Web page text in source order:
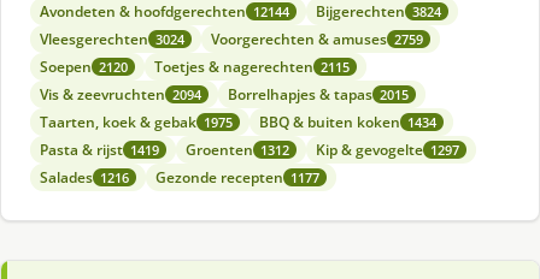
Avondeten & hoofdgerechten 12144 Bijgerechten 3824
Vleesgerechten 3024 Voorgerechten & amuses 2759
Soepen 2120 Toetjes & nagerechten 2115
Vis & zeevruchten 2094 Borrelhapjes & tapas 2015
Taarten, koek & gebak 1975 BBQ & buiten koken 1434
Pasta & rijst 1419 Groenten 1312 Kip & gevogelte 1297
Salades 1216 Gezonde recepten 1177